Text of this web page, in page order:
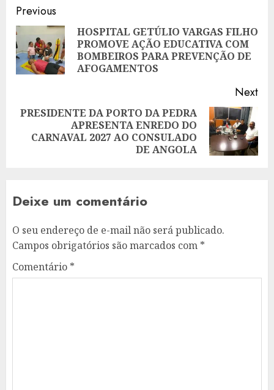
Post
navigation
Previous
HOSPITAL GETÚLIO VARGAS FILHO
PROMOVE AÇÃO EDUCATIVA COM
BOMBEIROS PARA PREVENÇÃO DE
AFOGAMENTOS
Next
post:
PRESIDENTE DA PORTO DA PEDRA
APRESENTA ENREDO DO
CARNAVAL 2027 AO CONSULADO
DE ANGOLA
Deixe um comentário
O seu endereço de e-mail não será publicado.
Campos obrigatórios são marcados com *
Comentário *